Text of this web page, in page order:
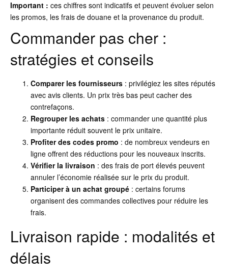
Important : ces chiffres sont indicatifs et peuvent évoluer selon
les promos, les frais de douane et la provenance du produit.
Commander pas cher :
stratégies et conseils
Comparer les fournisseurs : privilégiez les sites réputés
avec avis clients. Un prix très bas peut cacher des
contrefaçons.
Regrouper les achats : commander une quantité plus
importante réduit souvent le prix unitaire.
Profiter des codes promo : de nombreux vendeurs en
ligne offrent des réductions pour les nouveaux inscrits.
Vérifier la livraison : des frais de port élevés peuvent
annuler l’économie réalisée sur le prix du produit.
Participer à un achat groupé : certains forums
organisent des commandes collectives pour réduire les
frais.
Livraison rapide : modalités et
délais